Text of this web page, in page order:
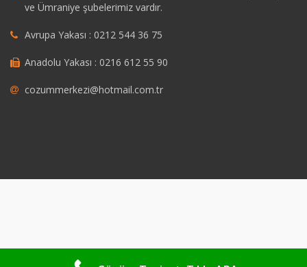
ve Ümraniye şubelerimiz vardır.
Avrupa Yakası : 0212 544 36 75
Anadolu Yakası : 0216 612 55 90
cozummerkezi@hotmail.com.tr